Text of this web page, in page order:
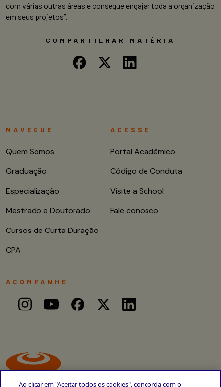
com várias outras áreas e consegue engajar toda a organização
em seus projetos”.
COMPARTILHAR MATÉRIA
NAVEGUE
Quem Somos
Graduação
Especialização
Mestrado e Doutorado
Cursos de Curta Duração
CPA
ACESSE
Portal Acadêmico
Código de Conduta
Visite a School
Fale conosco
ACOMPANHE
Ao clicar em "Aceitar todos os cookies", concorda com o